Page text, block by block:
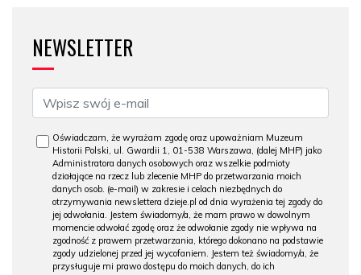
NEWSLETTER
Oświadczam, że wyrażam zgodę oraz upoważniam Muzeum
Historii Polski, ul. Gwardii 1, 01-538 Warszawa, (dalej MHP) jako
Administratora danych osobowych oraz wszelkie podmioty
działające na rzecz lub zlecenie MHP do przetwarzania moich
danych osob. (e-mail) w zakresie i celach niezbędnych do
otrzymywania newslettera dzieje.pl od dnia wyrażenia tej zgody do
jej odwołania. Jestem świadomy/a, że mam prawo w dowolnym
momencie odwołać zgodę oraz że odwołanie zgody nie wpływa na
zgodność z prawem przetwarzania, którego dokonano na podstawie
zgody udzielonej przed jej wycofaniem. Jestem też świadomy/a, że
przysługuje mi prawo dostępu do moich danych, do ich